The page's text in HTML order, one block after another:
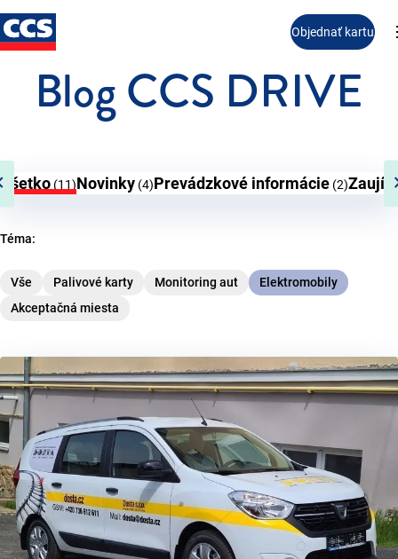
Blog CCS DRIVE
Všetko (11)Novinky (4)Prevádzkové informácie (2)
Téma:
Vše Palivové karty Monitoring aut
Elektromobily
Akceptačná miesta
Objednať kartu